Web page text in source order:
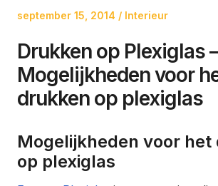
Posted
september 15, 2014
Posted
Interieur
Drukken op Plexiglas –
Mogelijkheden voor
drukken op plexiglas
Mogelijkheden voor het
op plexiglas